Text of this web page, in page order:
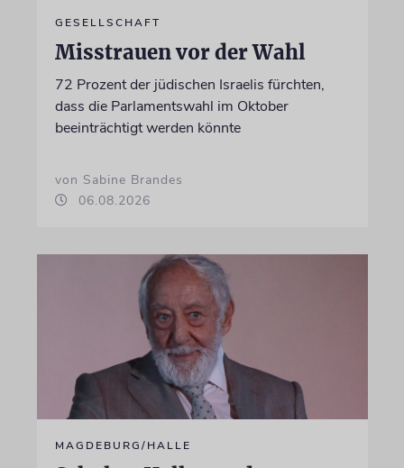
GESELLSCHAFT
Misstrauen vor der Wahl
72 Prozent der jüdischen Israelis fürchten,
dass die Parlamentswahl im Oktober
beeinträchtigt werden könnte
von Sabine Brandes
06.08.2026
MAGDEBURG/HALLE